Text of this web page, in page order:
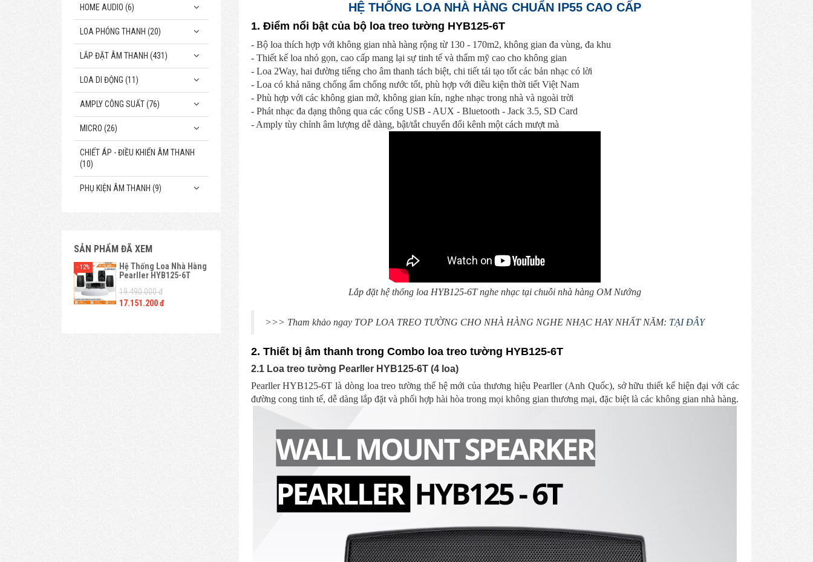
HỆ THỐNG LOA NHÀ HÀNG CHUẨN IP55 CAO CẤP
1. Điểm nổi bật của bộ loa treo tường HYB125-6T
- Bộ loa thích hợp với không gian nhà hàng rộng từ 130 - 170m2, không gian đa vùng, đa khu
- Thiết kế loa nhỏ gọn, cao cấp mang lại sự tinh tế và thẩm mỹ cao cho không gian
- Loa 2Way, hai đường tiếng cho âm thanh tách biệt, chi tiết tái tạo tốt các bản nhạc có lời
- Loa có khả năng chống ẩm chống nước tốt, phù hợp với điều kiện thời tiết Việt Nam
- Phù hợp với các không gian mở, không gian kín, nghe nhạc trong nhà và ngoài trời
- Phát nhạc đa dạng thông qua các cổng USB - AUX - Bluetooth - Jack 3.5, SD Card
- Amply tùy chỉnh âm lượng dễ dàng, bật/tắt chuyển đổi kênh một cách mượt mà
Lắp đặt hệ thống loa HYB125-6T nghe nhạc tại chuỗi nhà hàng OM Nướng
>>> Tham khảo ngay TOP LOA TREO TƯỜNG CHO NHÀ HÀNG NGHE NHẠC HAY NHẤT NĂM: TẠI ĐÂY
2. Thiết bị âm thanh trong Combo loa treo tường HYB125-6T
2.1 Loa treo tường Pearller HYB125-6T (4 loa)
Pearller HYB125-6T là dòng loa treo tường thế hệ mới của thương hiệu Pearller (Anh Quốc), sở hữu thiết kế hiện đại với các
đường cong tinh tế, dễ dàng lắp đặt và phối hợp hài hòa trong mọi không gian thương mại, đặc biệt là các không gian nhà hàng.
HOME AUDIO (6)
LOA PHÓNG THANH (20)
LẮP ĐẶT ÂM THANH (431)
LOA DI ĐỘNG (11)
AMPLY CÔNG SUẤT (76)
MICRO (26)
CHIẾT ÁP - ĐIỀU KHIỂN ÂM THANH
(10)
PHỤ KIỆN ÂM THANH (9)
SẢN PHẨM ĐÃ XEM
Hệ Thống Loa Nhà Hàng
Pearller HYB125-6T
19.490.000 đ
17.151.200 đ
- 12%